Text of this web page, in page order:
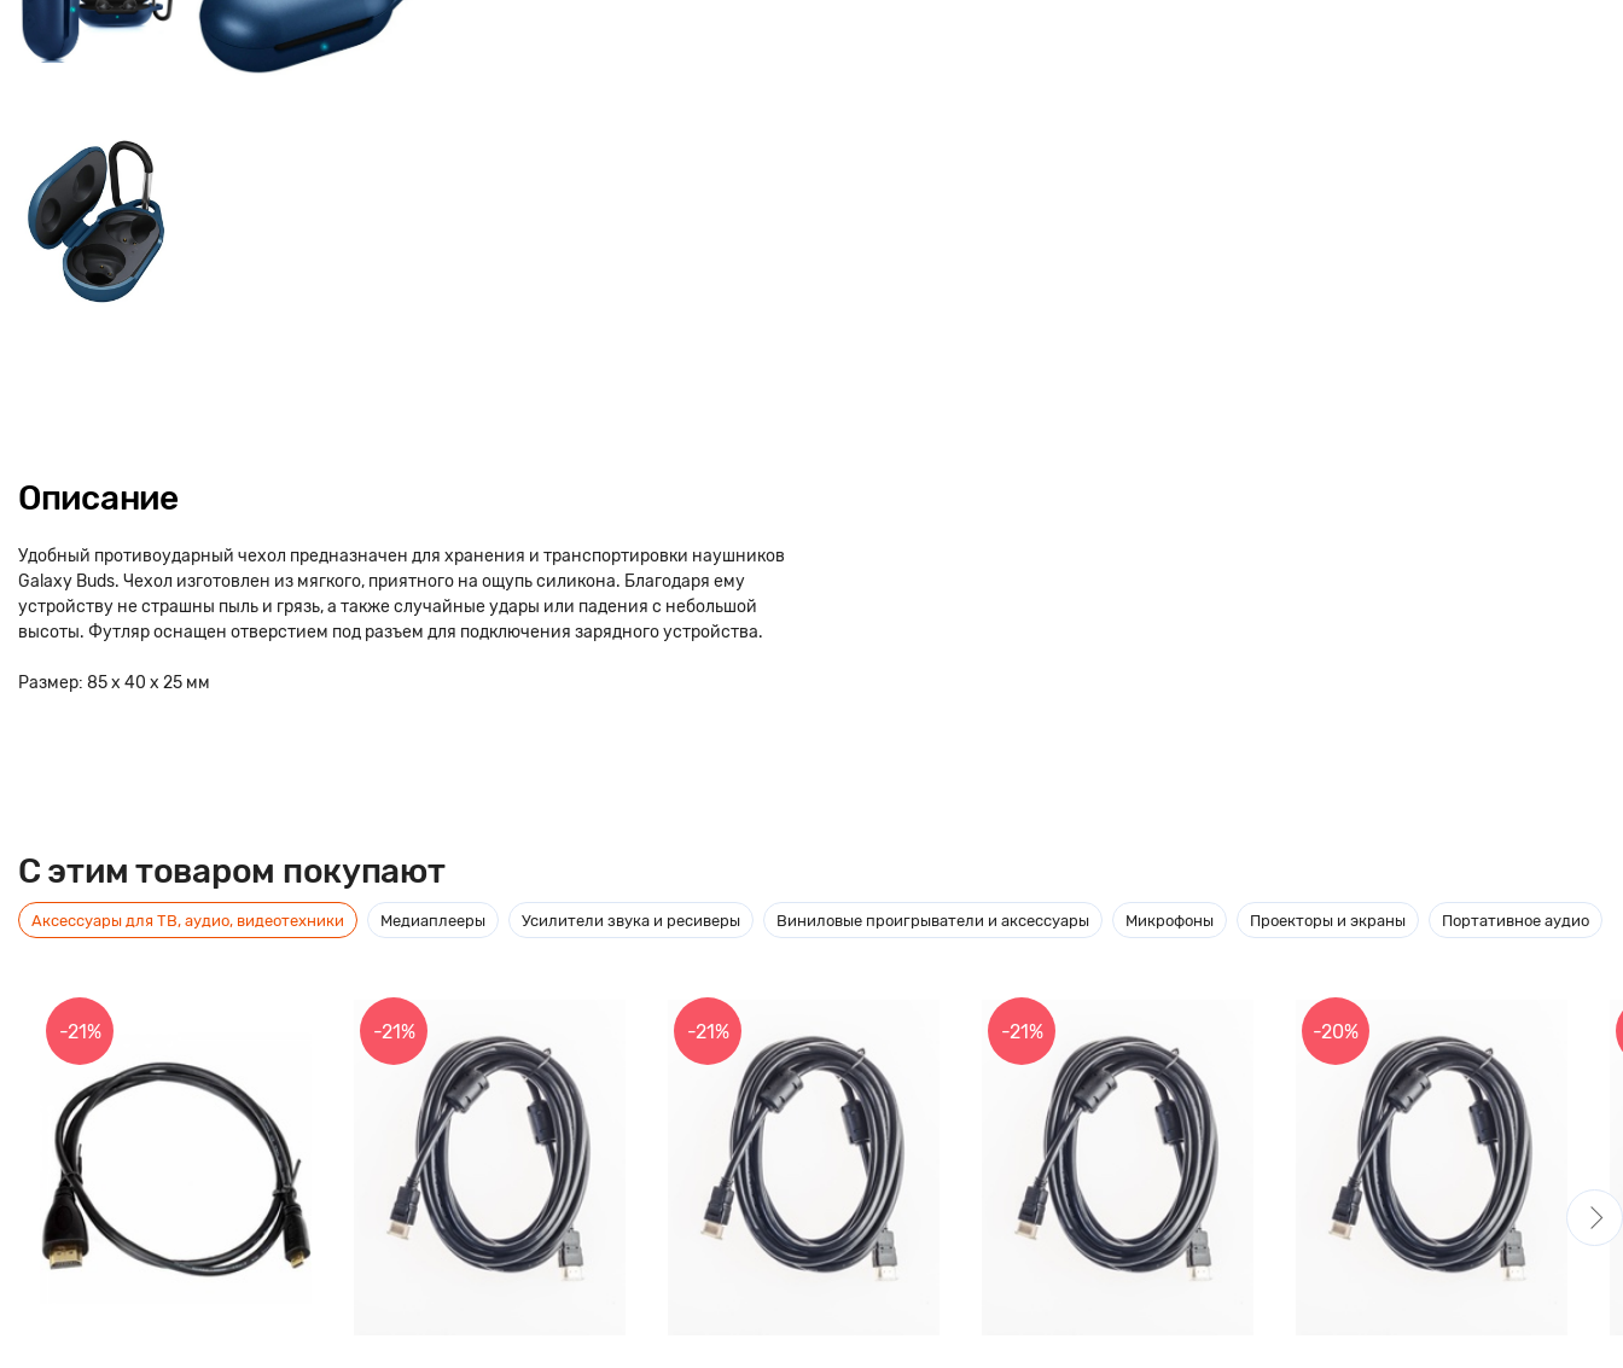
Описание
Удобный противоударный чехол предназначен для хранения и транспортировки наушников
Galaxy Buds. Чехол изготовлен из мягкого, приятного на ощупь силикона. Благодаря ему
устройству не страшны пыль и грязь, а также случайные удары или падения с небольшой
высоты. Футляр оснащен отверстием под разъем для подключения зарядного устройства.
Размер: 85 x 40 x 25 мм
C этим товаром покупают
Аксессуары для ТВ, аудио, видеотехники Медиаплееры Усилители звука и ресиверы Виниловые проигрыватели и аксессуары Микрофоны Проекторы и экраны Портативное аудио
-21% -21% -21% -21% -20%